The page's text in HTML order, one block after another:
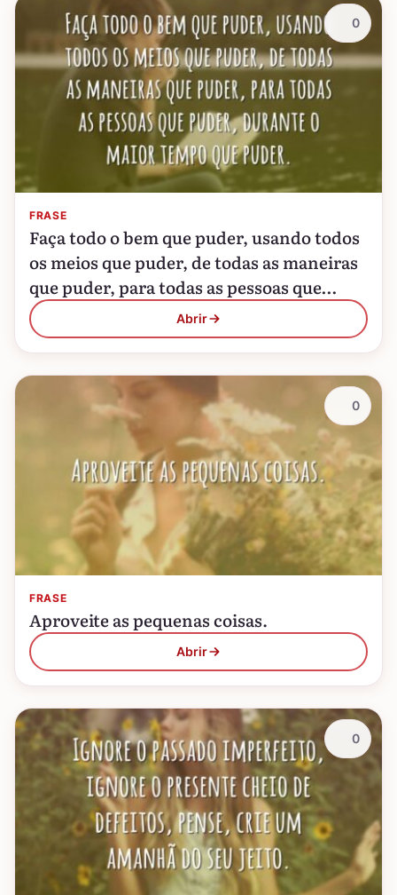
FRASE
Faça todo o bem que puder, usando todos
os meios que puder, de todas as maneiras
que puder, para todas as pessoas que
puder, durante o maior tempo…
Abrir
0
FRASE
Aproveite as pequenas coisas.
Abrir
0
0